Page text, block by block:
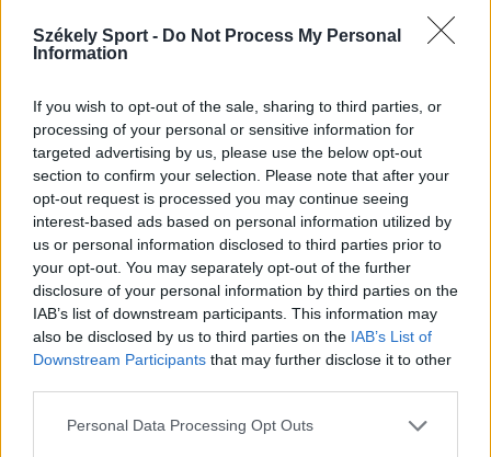
Székely Sport - Do Not Process My Personal
Information
If you wish to opt-out of the sale, sharing to third parties, or
processing of your personal or sensitive information for
targeted advertising by us, please use the below opt-out
section to confirm your selection. Please note that after your
opt-out request is processed you may continue seeing
interest-based ads based on personal information utilized by
us or personal information disclosed to third parties prior to
your opt-out. You may separately opt-out of the further
disclosure of your personal information by third parties on the
IAB’s list of downstream participants. This information may
also be disclosed by us to third parties on the IAB’s List of
Downstream Participants that may further disclose it to other
Personal Data Processing Opt Outs
Corbu góljától hangos a román és a
magyar sajtó, válogatott meghívót
sürgetnek
Győztes gólt szerzett, a mérkőzés legjobbjának
választották, teljesítményével pedig a román
sportsajtó figyelmét is felkeltette Marius Corbu.
Több szaklap szerint a Székelyföld Labdarúgó
Akadémia neveltje már megérdemelné a román
válogatott meghívóját.